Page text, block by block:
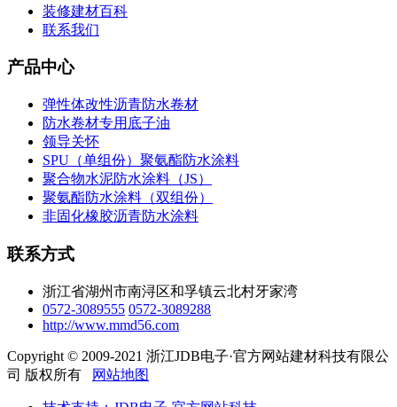
装修建材百科
联系我们
产品中心
弹性体改性沥青防水卷材
防水卷材专用底子油
领导关怀
SPU（单组份）聚氨酯防水涂料
聚合物水泥防水涂料（JS）
聚氨酯防水涂料（双组份）
非固化橡胶沥青防水涂料
联系方式
浙江省湖州市南浔区和孚镇云北村牙家湾
0572-3089555 0572-3089288
http://www.mmd56.com
Copyright © 2009-2021 浙江JDB电子·官方网站建材科技有限公
司 版权所有
网站地图